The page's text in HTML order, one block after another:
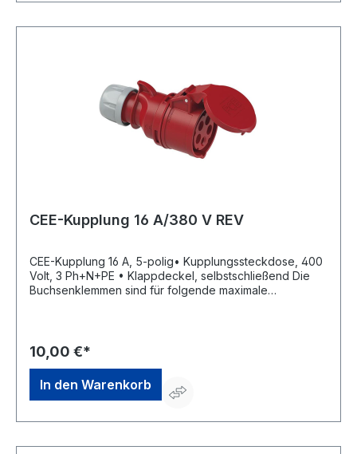
CEE-Kupplung 16 A/380 V REV
CEE-Kupplung 16 A, 5-polig• Kupplungssteckdose, 400
Volt, 3 Ph+N+PE • Klappdeckel, selbstschließend Die
Buchsenklemmen sind für folgende maximale
Frankenstr.1-4, 63776 Mömbris, DE, +4960297070,
info@rev.de
10,00 €*
In den Warenkorb